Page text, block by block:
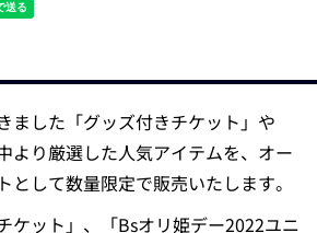
ました「グッズ付きチケット」や
より厳選した人気アイテムを、オー
として数量限定で販売いたします。
ケット」、「Bsオリ姫デー2022ユニ